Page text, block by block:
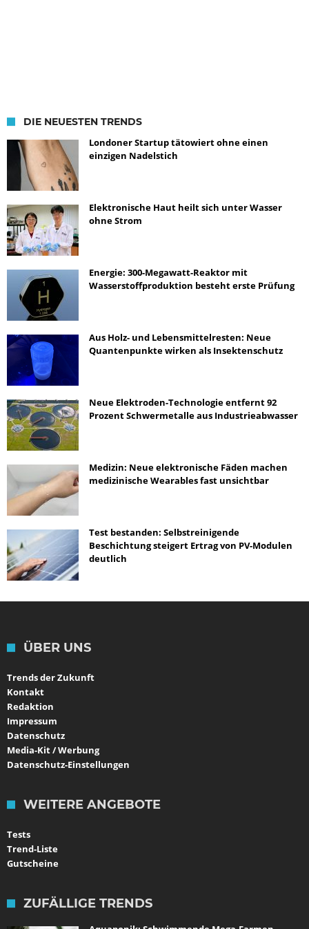
DIE NEUESTEN TRENDS
Londoner Startup tätowiert ohne einen
einzigen Nadelstich
Elektronische Haut heilt sich unter Wasser
ohne Strom
Energie: 300-Megawatt-Reaktor mit
Wasserstoffproduktion besteht erste Prüfung
Aus Holz- und Lebensmittelresten: Neue
Quantenpunkte wirken als Insektenschutz
Neue Elektroden-Technologie entfernt 92
Prozent Schwermetalle aus Industrieabwasser
Medizin: Neue elektronische Fäden machen
medizinische Wearables fast unsichtbar
Test bestanden: Selbstreinigende
Beschichtung steigert Ertrag von PV-Modulen
deutlich
ÜBER UNS
Trends der Zukunft
Kontakt
Redaktion
Impressum
Datenschutz
Media-Kit / Werbung
Datenschutz-Einstellungen
WEITERE ANGEBOTE
Tests
Trend-Liste
Gutscheine
ZUFÄLLIGE TRENDS